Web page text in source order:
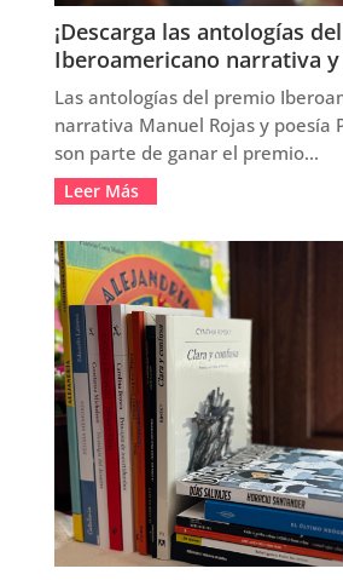
¡Descarga las antologías
Iberoamericano narrativa y
Las antologías del premio
narrativa Manuel Rojas y poesía
son parte de ganar el premio...
Leer Más